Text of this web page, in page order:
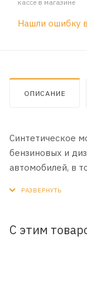
кассе в магазине
Нашли ошибку
ОПИСАНИЕ
Синтетическое
бензиновых и
автомобилей, в
Область
С этим